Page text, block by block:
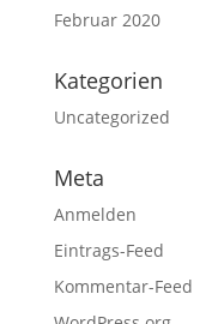
Februar 2020
Kategorien
Uncategorized
Meta
Anmelden
Eintrags-Feed
Kommentar-Feed